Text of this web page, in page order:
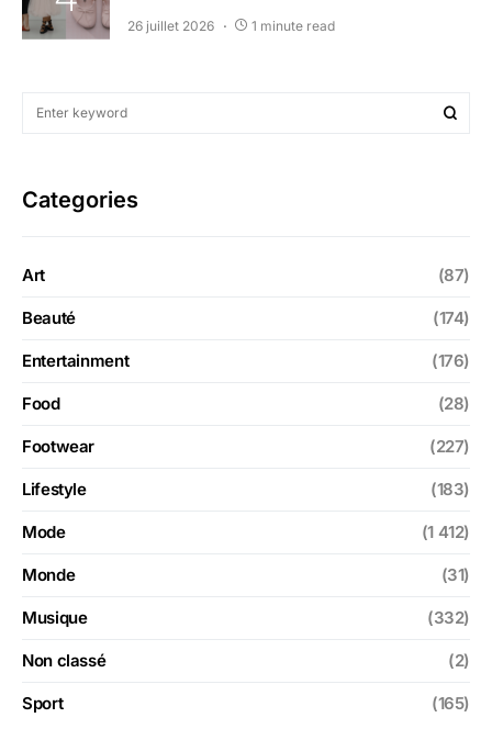
26 juillet 2026 1 minute read
Categories
Art (87)
Beauté (174)
Entertainment (176)
Food (28)
Footwear (227)
Lifestyle (183)
Mode (1 412)
Monde (31)
Musique (332)
Non classé (2)
Sport (165)